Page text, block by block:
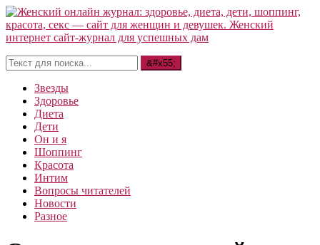
Звезды
Здоровье
Диета
Дети
Он и я
Шоппинг
Красота
Интим
Вопросы читателей
Новости
Разное